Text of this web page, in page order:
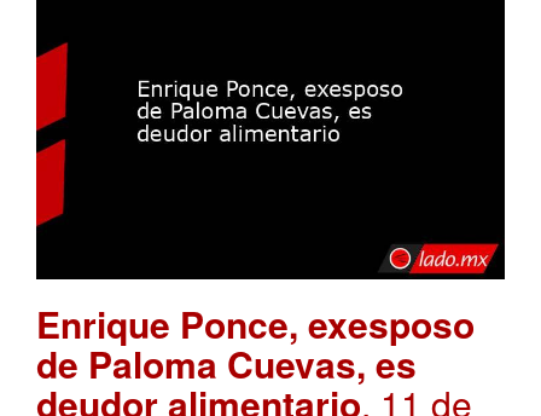
Enrique Ponce, exesposo
de Paloma Cuevas, es
deudor alimentario. 11 de